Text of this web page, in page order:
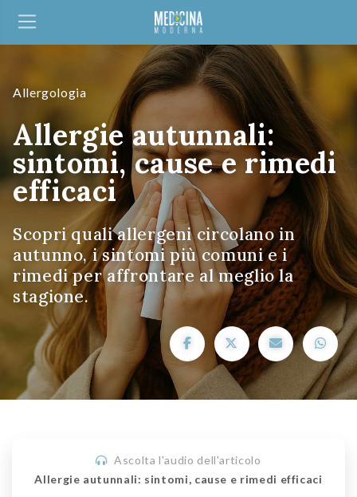
Allergologia
Allergie autunnali:
sintomi, cause e rimedi
efficaci
Scopri quali allergeni circolano in
autunno, i sintomi più comuni e i
rimedi per affrontare al meglio la
stagione.
Ascolta l'audio dell'articolo
Allergie autunnali: sintomi, cause e rimedi efficaci